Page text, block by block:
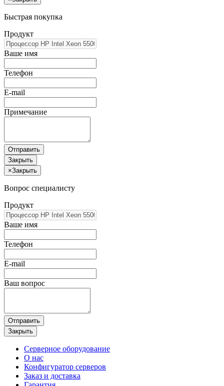
Быстрая покупка
Продукт
Ваше имя
Телефон
E-mail
Примечание
Отправить
Закрыть
×Закрыть
Вопрос специалисту
Продукт
Ваше имя
Телефон
E-mail
Ваш вопрос
Отправить
Закрыть
Серверное оборудование
О нас
Конфигуратор серверов
Заказ и доставка